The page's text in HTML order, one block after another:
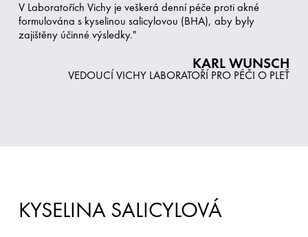
V Laboratořích Vichy je veškerá denní péče proti akné
formulována s kyselinou salicylovou (BHA), aby byly
zajištěny účinné výsledky."
KARL WUNSCH
VEDOUCÍ VICHY LABORATOŘÍ PRO PÉČI O PLEŤ
KYSELINA SALICYLOVÁ